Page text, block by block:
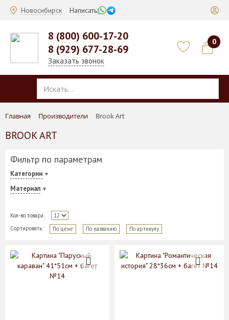
Новосибирск Написать:
8 (800) 600-17-20
8 (929) 677-28-69
Заказать звонок
0
Главная Производители Brook Art
BROOK ART
Фильтр по параметрам
Категории
Материал
Кол-во товара:
Сортировать:
По цене По названию По артикулу